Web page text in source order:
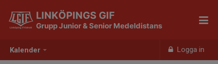
Kalender Logga in
LINKÖPINGS GIF
Grupp Junior & Senior Medeldistans